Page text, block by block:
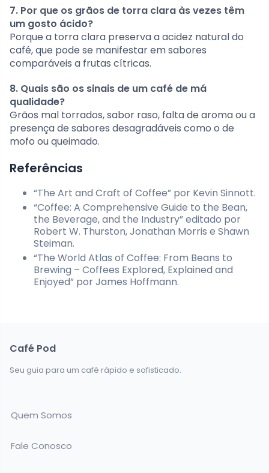
7. Por que os grãos de torra clara às vezes têm
um gosto ácido?
Porque a torra clara preserva a acidez natural do
café, que pode se manifestar em sabores
comparáveis a frutas cítricas.
8. Quais são os sinais de um café de má
qualidade?
Grãos mal torrados, sabor raso, falta de aroma ou a
presença de sabores desagradáveis como o de
mofo ou queimado.
Referências
“The Art and Craft of Coffee” por Kevin Sinnott.
“Coffee: A Comprehensive Guide to the Bean,
the Beverage, and the Industry” editado por
Robert W. Thurston, Jonathan Morris e Shawn
Steiman.
“The World Atlas of Coffee: From Beans to
Brewing – Coffees Explored, Explained and
Enjoyed” por James Hoffmann.
Café Pod
Seu guia para um café rápido e sofisticado.
Quem Somos
Fale Conosco